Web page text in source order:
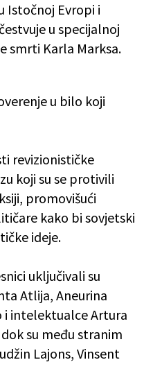
Istočnoj Evropi i
u specijalnoj
smrti Karla Marksa.
u bilo koji
revizionističke
koji su se protivili
promovišući
kako bi sovjetski
ideje.
uključivali su
Atlija, Aneurina
i intelektualce Artura
su među stranim
Lajons, Vinsent